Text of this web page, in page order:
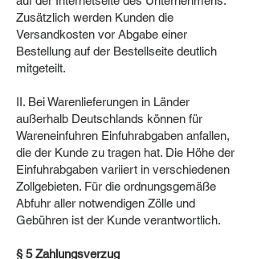
Zusätzlich werden Kunden die
Versandkosten vor Abgabe einer
Bestellung auf der Bestellseite deutlich
mitgeteilt.
II. Bei Warenlieferungen in Länder
außerhalb Deutschlands können für
Wareneinfuhren Einfuhrabgaben anfallen,
die der Kunde zu tragen hat. Die Höhe der
Einfuhrabgaben variiert in verschiedenen
Zollgebieten. Für die ordnungsgemäße
Abfuhr aller notwendigen Zölle und
Gebühren ist der Kunde verantwortlich.
§ 5 Zahlungsverzug